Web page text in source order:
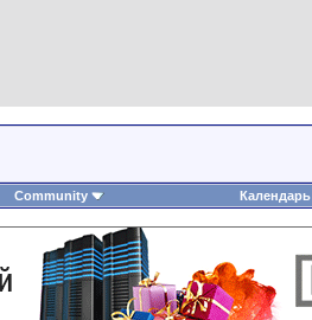
Community Календарь